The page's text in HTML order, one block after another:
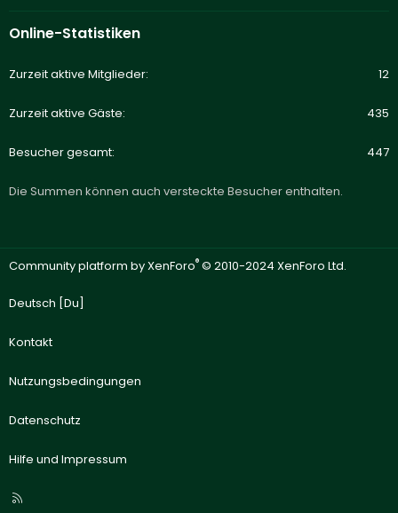
Online-Statistiken
Zurzeit aktive Mitglieder 12
Zurzeit aktive Gäste 435
Besucher gesamt 447
Die Summen können auch versteckte Besucher enthalten.
Community platform by XenForo® © 2010-2024 XenForo Ltd.
Deutsch [Du]
Kontakt
Nutzungsbedingungen
Datenschutz
Hilfe und Impressum
R